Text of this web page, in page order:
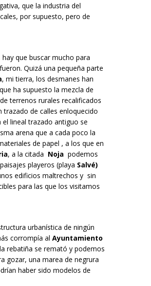
que la industria del
por supuesto, pero de
que buscar mucho para
Quizá una pequeña parte
, mi tierra, los desmanes han
ha supuesto la mezcla de
terrenos rurales recalificados
trazado de calles enloquecido
lineal trazado antiguo se
arena que a cada poco la
de papel , a los que en
, a la citada Noja podemos
playeros (playa Salvé)
edificios maltrechos y sin
para las que los visitamos
urbanística de ningún
corrompía al Ayuntamiento
rebatiña se remató y podemos
gozar, una marea de negrura
haber sido modelos de